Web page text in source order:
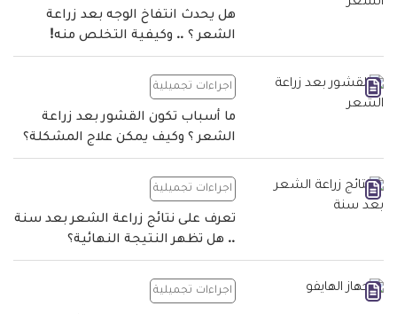
هل يحدث انتفاخ الوجه بعد زراعة
الشعر ؟ .. وكيفية التخلص منه!
اجراءات تجميلية
ما أسباب تكون القشور بعد زراعة
الشعر ؟ وكيف يمكن علاج المشكلة؟
اجراءات تجميلية
تعرف على نتائج زراعة الشعر بعد سنة
.. هل تظهر النتيجة النهائية؟
اجراءات تجميلية